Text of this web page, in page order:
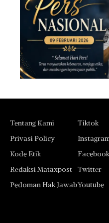
Tentang Kami
Privasi Policy
Kode Etik
Redaksi Mataxpost
Pedoman Hak Jawab
Tiktok
Facebook
Twitter
Youtube